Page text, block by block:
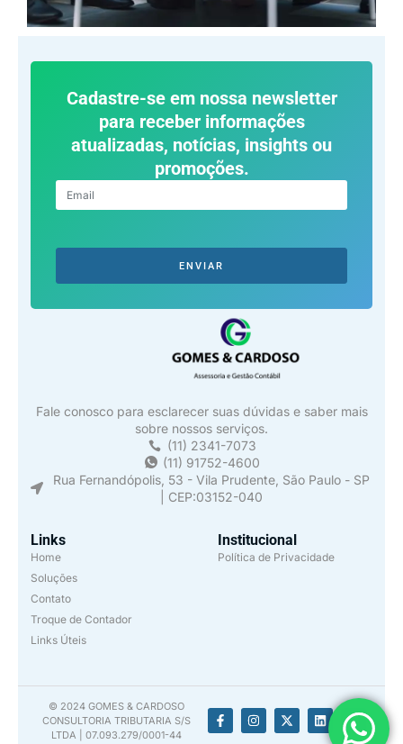
Cadastre-se em nossa newsletter
para receber informações
atualizadas, notícias, insights ou
promoções.
ENVIAR
Fale conosco para esclarecer suas dúvidas e saber mais
sobre nossos serviços.
(11) 2341-7073
(11) 91752-4600
Rua Fernandópolis, 53 - Vila Prudente, São Paulo - SP
| CEP:03152-040
Links
Home
Soluções
Contato
Troque de Contador
Links Úteis
Institucional
Política de Privacidade
© 2024 GOMES & CARDOSO
CONSULTORIA TRIBUTARIA S/S
LTDA | 07.093.279/0001-44